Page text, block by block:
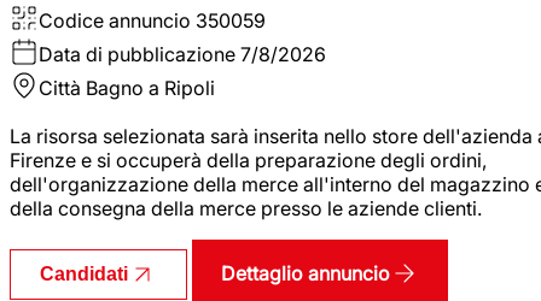
Codice annuncio 350059
Data di pubblicazione 7/8/2026
Città Bagno a Ripoli
La risorsa selezionata sarà inserita nello store dell'azienda
Firenze e si occuperà della preparazione degli ordini,
dell'organizzazione della merce all'interno del magazzino
della consegna della merce presso le aziende clienti.
Candidati Dettaglio annuncio